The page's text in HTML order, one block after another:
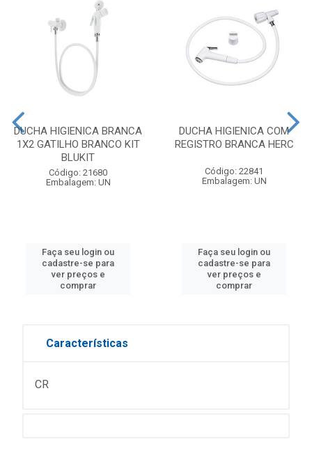
DUCHA HIGIENICA BRANCA
1X2 GATILHO BRANCO KIT
BLUKIT
Código: 21680
Embalagem: UN
Faça seu login ou
cadastre-se para
ver preços e
comprar
DUCHA HIGIENICA COM
REGISTRO BRANCA HERC
Código: 22841
Embalagem: UN
Faça seu login ou
cadastre-se para
ver preços e
comprar
Características
CR